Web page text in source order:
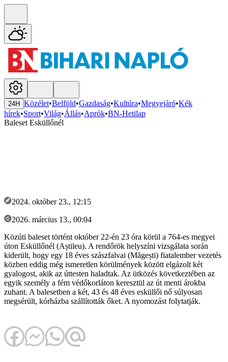
24H Közélet•Belföld•Gazdaság•Kultúra•Megyejáró•Kék
hírek•Sport•Világ•Állás•Aprók•BN-Hetilap
Baleset Esküllőnél
2024. október 23., 12:15
2026. március 13., 00:04
Közúti baleset történt október 22-én 23 óra körül a 764-es megyei
úton Esküllőnél (Aștileu). A rendőrök helyszíni vizsgálata során
kiderült, hogy egy 18 éves szászfalvai (Măgești) fiatalember vezetés
közben eddig még ismeretlen körülmények között elgázolt két
gyalogost, akik az úttesten haladtak. Az ütközés következtében az
egyik személy a fém védőkorláton keresztül az út menti árokba
zuhant. A balesetben a két, 43 és 48 éves esküllői nő súlyosan
megsérült, kórházba szállították őket. A nyomozást folytatják.